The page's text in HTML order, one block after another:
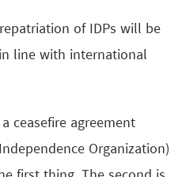
of IDPs will be
line with international
ceasefire agreement
Organization)